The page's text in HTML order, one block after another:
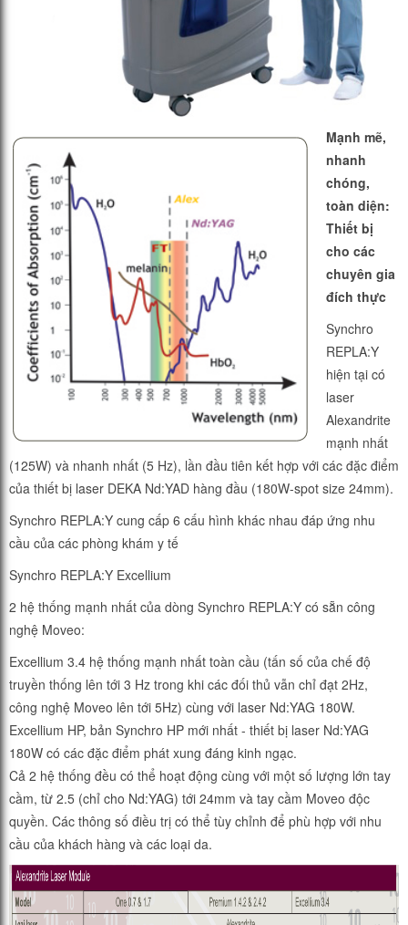
Mạnh mẽ,
nhanh
chóng,
toàn diện:
Thiết bị
cho các
chuyên gia
đích thực
Synchro
REPLA:Y
hiện tại có
laser
Alexandrite
mạnh nhất
(125W) và nhanh nhất (5 Hz), lần đầu tiên kết hợp với các đặc điểm
của thiết bị laser DEKA Nd:YAD hàng đầu (180W-spot size 24mm).
Synchro REPLA:Y cung cấp 6 cấu hình khác nhau đáp ứng nhu
cầu của các phòng khám y tế
Synchro REPLA:Y Excellium
2 hệ thống mạnh nhất của dòng Synchro REPLA:Y có sẵn công
nghệ Moveo:
Excellium 3.4 hệ thống mạnh nhất toàn cầu (tấn số của chế độ
truyền thống lên tới 3 Hz trong khi các đối thủ vẫn chỉ đạt 2Hz,
công nghệ Moveo lên tới 5Hz) cùng với laser Nd:YAG 180W.
Excellium HP, bản Synchro HP mới nhất - thiết bị laser Nd:YAG
180W có các đặc điểm phát xung đáng kinh ngạc.
Cả 2 hệ thống đều có thể hoạt động cùng với một số lượng lớn tay
cầm, từ 2.5 (chỉ cho Nd:YAG) tới 24mm và tay cầm Moveo độc
quyền. Các thông số điều trị có thể tùy chỉnh để phù hợp với nhu
cầu của khách hàng và các loại da.